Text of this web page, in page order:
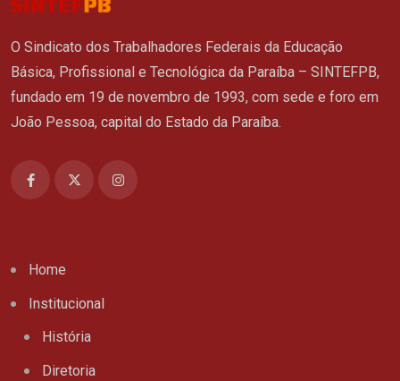
O Sindicato dos Trabalhadores Federais da Educação
Básica, Profissional e Tecnológica da Paraíba – SINTEFPB,
fundado em 19 de novembro de 1993, com sede e foro em
João Pessoa, capital do Estado da Paraíba.
Home
Institucional
História
Diretoria